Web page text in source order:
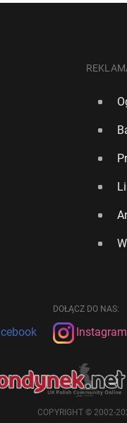
DOŁĄCZ DO NAS:
Instagram
COPYRIGHT © 2002-